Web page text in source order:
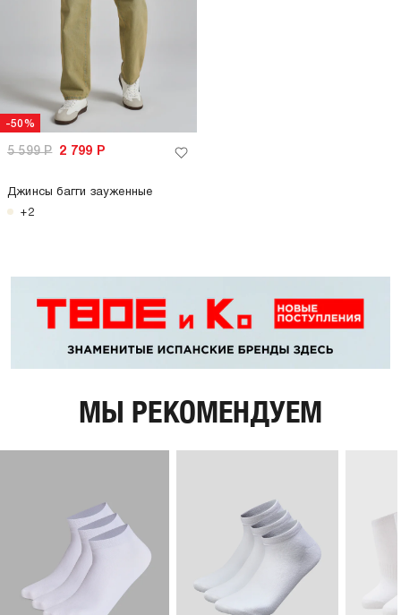
-50%
5 599Р 2 799 Р
Джинсы багги зауженные
+2
МЫ РЕКОМЕНДУЕМ